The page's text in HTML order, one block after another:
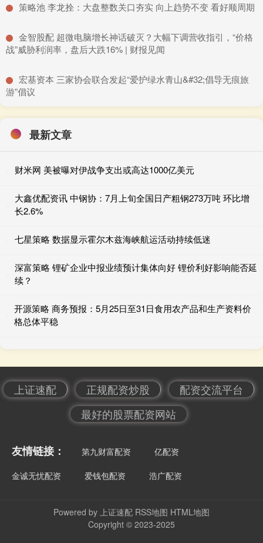
​策略池 李龙拴：大盘整数关口夯实 向上趋势不变 看好顺周期
​金智股配 超微电脑增长神话破灭？大幅下调营收指引，“价格
战”威胁利润率，盘后大跌16% | 财报见闻
​宏基资本 三家协会联合发起“爱护绿水青山&#32;倡导无痕旅
游”倡议
最新文章
财米网 美被曝对伊战争支出或高达1000亿美元
大鑫优配资讯 中钢协：7月上旬全国日产粗钢273万吨 环比增
长2.6%
七星策略 数据显示霍尔木兹海峡航运活动持续低迷
深富策略 锂矿企业中报业绩预计集体向好 锂价利好影响能否延
续？
开源策略 商务预报：5月25日至31日食用农产品和生产资料价
格总体平稳
上证速配 正规配资炒股
配资交流平台
最好的股票配资网站
友情链接： 第九财富配资 亿配资
金诚无忧配资 爱钱包配资 浩广配资
Powered by 上证速配 RSS地图 HTML地图
Copyright © 2023-2025